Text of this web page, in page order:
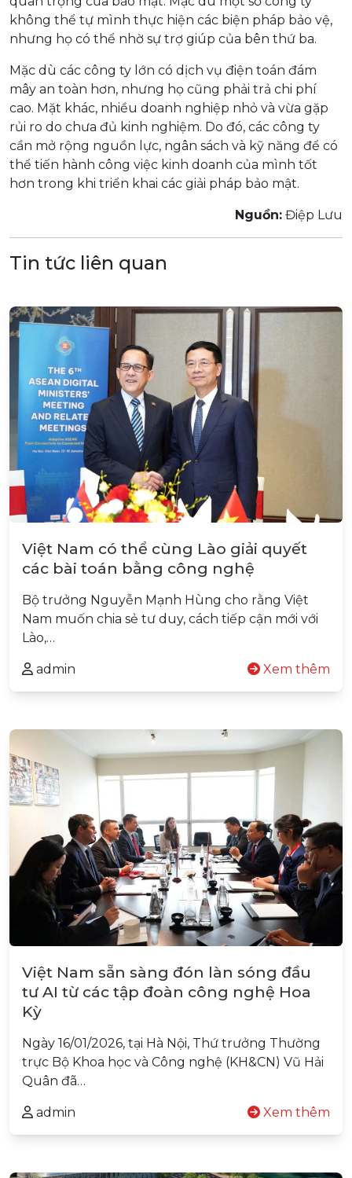
không thể tự mình thực hiện các biện pháp bảo vệ,
nhưng họ có thể nhờ sự trợ giúp của bên thứ ba.
Mặc dù các công ty lớn có dịch vụ điện toán đám
mây an toàn hơn, nhưng họ cũng phải trả chi phí
cao. Mặt khác, nhiều doanh nghiệp nhỏ và vừa gặp
rủi ro do chưa đủ kinh nghiệm. Do đó, các công ty
cần mở rộng nguồn lực, ngân sách và kỹ năng để có
thể tiến hành công việc kinh doanh của mình tốt
hơn trong khi triển khai các giải pháp bảo mật.
Nguồn: Điệp Lưu
Tin tức liên quan
Việt Nam có thể cùng Lào giải quyết
các bài toán bằng công nghệ
Bộ trưởng Nguyễn Mạnh Hùng cho rằng Việt
Nam muốn chia sẻ tư duy, cách tiếp cận mới với
Lào,…
admin Xem thêm
Việt Nam sẵn sàng đón làn sóng đầu
tư AI từ các tập đoàn công nghệ Hoa
Kỳ
Ngày 16/01/2026, tại Hà Nội, Thứ trưởng Thường
trực Bộ Khoa học và Công nghệ (KH&CN) Vũ Hải
Quân đã…
admin Xem thêm